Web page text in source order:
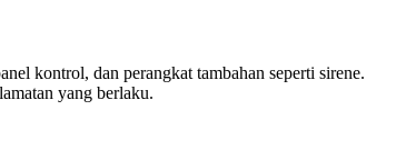
kontrol, dan perangkat tambahan seperti sirene.
yang berlaku.